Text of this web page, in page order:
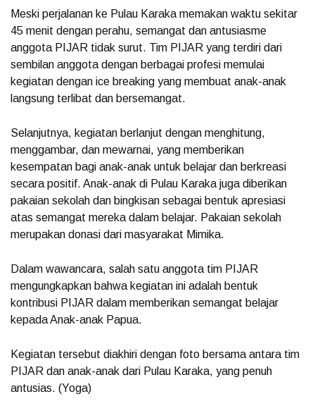
Meski perjalanan ke Pulau Karaka memakan waktu sekitar
45 menit dengan perahu, semangat dan antusiasme
anggota PIJAR tidak surut. Tim PIJAR yang terdiri dari
sembilan anggota dengan berbagai profesi memulai
kegiatan dengan ice breaking yang membuat anak-anak
langsung terlibat dan bersemangat.
Selanjutnya, kegiatan berlanjut dengan menghitung,
menggambar, dan mewarnai, yang memberikan
kesempatan bagi anak-anak untuk belajar dan berkreasi
secara positif. Anak-anak di Pulau Karaka juga diberikan
pakaian sekolah dan bingkisan sebagai bentuk apresiasi
atas semangat mereka dalam belajar. Pakaian sekolah
merupakan donasi dari masyarakat Mimika.
Dalam wawancara, salah satu anggota tim PIJAR
mengungkapkan bahwa kegiatan ini adalah bentuk
kontribusi PIJAR dalam memberikan semangat belajar
kepada Anak-anak Papua.
Kegiatan tersebut diakhiri dengan foto bersama antara tim
PIJAR dan anak-anak dari Pulau Karaka, yang penuh
antusias. (Yoga)